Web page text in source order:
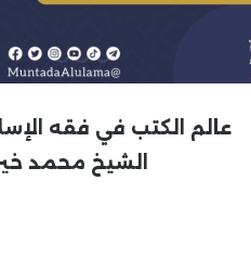
عالم الكتب في فقه
الشيخ محمد